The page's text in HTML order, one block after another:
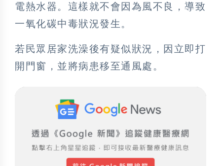
電熱水器。這樣就不會因為風不良，導致
一氧化碳中毒狀況發生。
若民眾居家洗澡後有疑似狀況，因立即打
開門窗，並將病患移至通風處。